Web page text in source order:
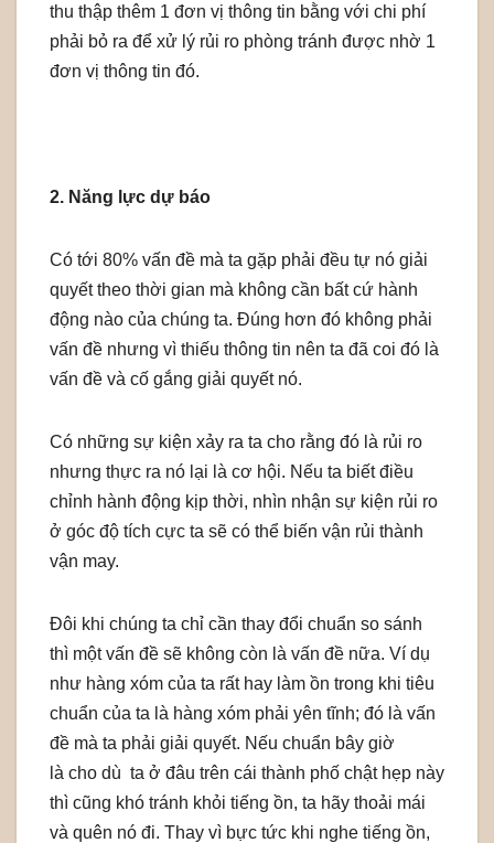
thu thập thêm 1 đơn vị thông tin bằng với chi phí
phải bỏ ra để xử lý rủi ro phòng tránh được nhờ 1
đơn vị thông tin đó.
2. Năng lực dự báo
Có tới 80% vấn đề mà ta gặp phải đều tự nó giải
quyết theo thời gian mà không cần bất cứ hành
động nào của chúng ta. Đúng hơn đó không phải
vấn đề nhưng vì thiếu thông tin nên ta đã coi đó là
vấn đề và cố gắng giải quyết nó.
Có những sự kiện xảy ra ta cho rằng đó là rủi ro
nhưng thực ra nó lại là cơ hội. Nếu ta biết điều
chỉnh hành động kịp thời, nhìn nhận sự kiện rủi ro
ở góc độ tích cực ta sẽ có thể biến vận rủi thành
vận may.
Đôi khi chúng ta chỉ cần thay đổi chuẩn so sánh
thì một vấn đề sẽ không còn là vấn đề nữa. Ví dụ
như hàng xóm của ta rất hay làm ồn trong khi tiêu
chuẩn của ta là hàng xóm phải yên tĩnh; đó là vấn
đề mà ta phải giải quyết. Nếu chuẩn bây giờ
là cho dù ta ở đâu trên cái thành phố chật hẹp này
thì cũng khó tránh khỏi tiếng ồn, ta hãy thoải mái
và quên nó đi. Thay vì bực tức khi nghe tiếng ồn,